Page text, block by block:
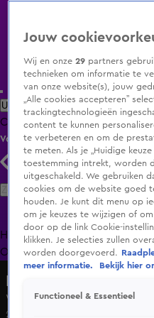
Uitzending Gemist Populaire
ClipsFilmsRadioSmart TV
Volg KIJK
Zoeken
HomeUitzending Gemist
OranjezomerLivestreams
Weerbericht vrijdag 25 april
25 apr 2025, 07:44
Jouw
Wij en onze29 partners
technieken om informatie te
van onze website(s), jouw
„Alle cookies accepteren”
trackingtechnologieën
content te kunnen
te verbeteren en om de
te meten. Als je „Huidige
toestemming intrekt, worden
uitgeschakeld. We gebruiken
cookies om de website goed
houden. Je kunt dit menu op
om je keuzes te wijzigen of
door op de link Cookie-
klikken. Je selecties zullen
worden doorgevoerd.
meer informatie.
Bekijk hier
Functioneel & Essentieel